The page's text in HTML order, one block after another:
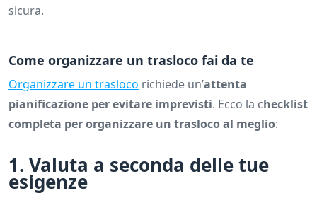
sicura.
Come organizzare un trasloco fai da te
Organizzare un trasloco richiede un’attenta
pianificazione per evitare imprevisti. Ecco la checklist
completa per organizzare un trasloco al meglio:
1. Valuta a seconda delle tue
esigenze